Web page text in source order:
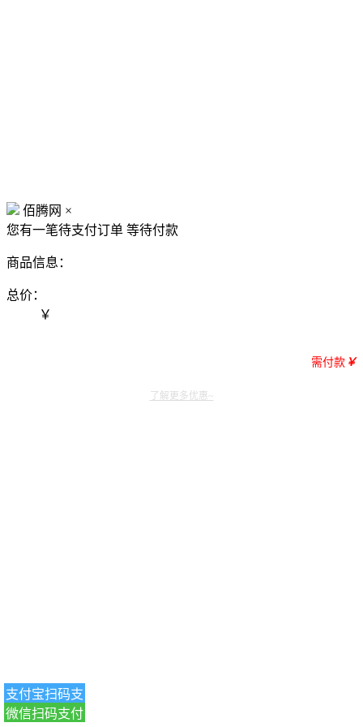
佰腾网 ×
您有一笔待支付订单 等待付款
商品信息：
总价：
￥
需付款 ￥
支付宝扫码支
付
微信扫码支付
了解更多优惠~